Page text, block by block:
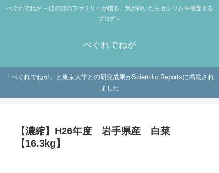
べぐれでねが ～ほのぼのファミリーが贈る、気が向いたらセシウムを検査する
ブログ～
べぐれでねが
「べぐれでねが」と東京大学との研究成果がScientific Reportsに掲載され
ました
【濃縮】H26年度 岩手県産 白菜
【16.3kg】